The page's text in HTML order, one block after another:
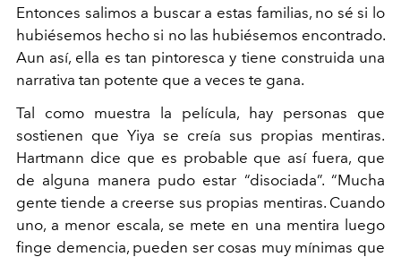
Entonces salimos a buscar a estas familias, no sé si lo
hubiésemos hecho si no las hubiésemos encontrado.
Aun así, ella es tan pintoresca y tiene construida una
narrativa tan potente que a veces te gana.
Tal como muestra la película, hay personas que
sostienen que Yiya se creía sus propias mentiras.
Hartmann dice que es probable que así fuera, que
de alguna manera pudo estar “disociada”. “Mucha
gente tiende a creerse sus propias mentiras. Cuando
uno, a menor escala, se mete en una mentira luego
finge demencia, pueden ser cosas muy mínimas que